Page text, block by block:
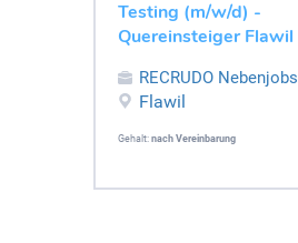
Testing (m/w/d) -
Quereinsteiger Flawil
RECRUDO Nebenjobs
Flawil
Gehalt: nach Vereinbarung